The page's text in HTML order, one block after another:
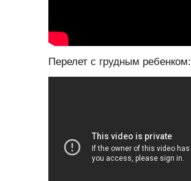
Перелет с грудным ребенком: